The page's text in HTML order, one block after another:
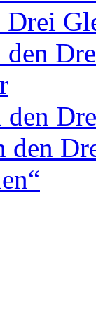
Drei
den
den
den